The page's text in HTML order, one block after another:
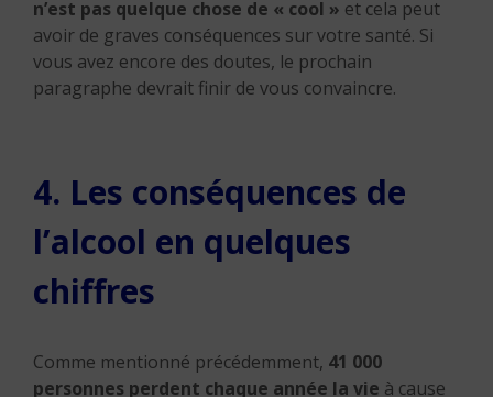
n’est pas quelque chose de « cool » et cela peut
avoir de graves conséquences sur votre santé. Si
vous avez encore des doutes, le prochain
paragraphe devrait finir de vous convaincre.
4. Les conséquences de
l’alcool en quelques
chiffres
Comme mentionné précédemment, 41 000
personnes perdent chaque année la vie à cause